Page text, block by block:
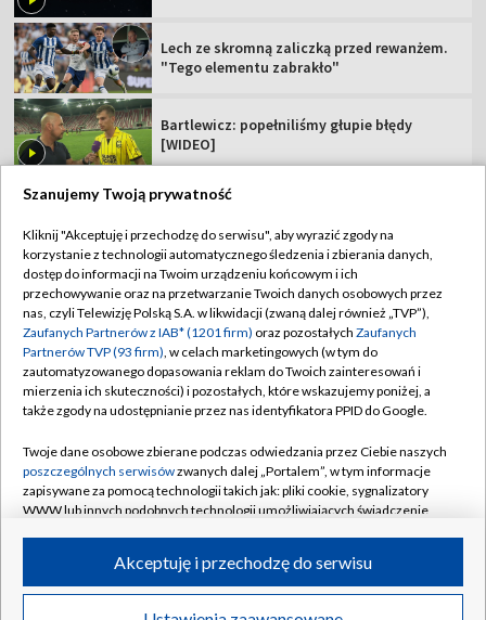
Lech ze skromną zaliczką przed rewanżem.
"Tego elementu zabrakło"
Bartlewicz: popełniliśmy głupie błędy
[WIDEO]
TVP
Abonament TVP
Sklep TVP
Biuro Reklamy
Oferta Handlowa
Emisja w TVP
Rada Programowa
Ogłoszenia przetargowe
Akademia Telewizyjna
Regulamin TVP
Polityka prywatności
Moje zgody
Biuro reklamy
Kanały
©2026 Telewizja Polska Spółka Akcyjna w likwidacji
Szanujemy Twoją prywatność
Kliknij "Akceptuję i przechodzę do serwisu", aby wyrazić zgody na
korzystanie z technologii automatycznego śledzenia i zbierania danych,
dostęp do informacji na Twoim urządzeniu końcowym i ich
przechowywanie oraz na przetwarzanie Twoich danych osobowych przez
nas, czyli Telewizję Polską S.A. w likwidacji (zwaną dalej również „TVP”),
Zaufanych Partnerów z IAB* (1201 firm) oraz pozostałych Zaufanych
Partnerów TVP (93 firm), w celach marketingowych (w tym do
zautomatyzowanego dopasowania reklam do Twoich zainteresowań i
mierzenia ich skuteczności) i pozostałych, które wskazujemy poniżej, a
także zgody na udostępnianie przez nas identyfikatora PPID do Google.
Twoje dane osobowe zbierane podczas odwiedzania przez Ciebie naszych
poszczególnych serwisówzwanych dalej „Portalem”, w tym informacje
zapisywane za pomocą technologii takich jak: pliki cookie, sygnalizatory
WWW lub innych podobnych technologii umożliwiających świadczenie
ruchu w Internecie.
Twoje dane osobowe zbierane podczas odwiedzania przez Ciebie
Akceptuję i przechodzę do serwisu